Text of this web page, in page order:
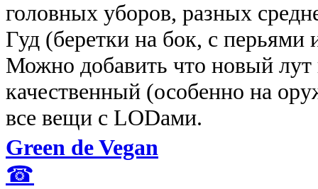
головных уборов, разных
Гуд (беретки на бок, с перьями
Можно добавить что новый
качественный (особенно на
все вещи с LODами.
Green de Vegan
☎